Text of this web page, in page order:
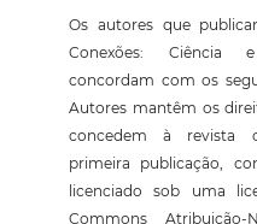
Os autores que
Conexões: Ciência
concordam com os
Autores mantêm os
concedem à revista
primeira publicação,
licenciado sob uma
Commons Atribuição-